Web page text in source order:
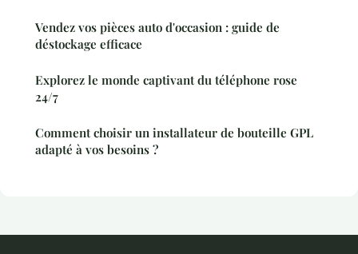
Vendez vos pièces auto d'occasion : guide de
déstockage efficace
Explorez le monde captivant du téléphone rose
24/7
Comment choisir un installateur de bouteille GPL
adapté à vos besoins ?